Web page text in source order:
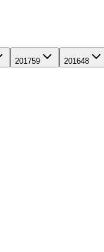
201759 201648